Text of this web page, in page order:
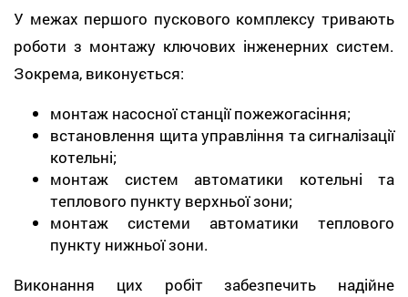
У межах першого пускового комплексу тривають
роботи з монтажу ключових інженерних систем.
Зокрема, виконується:
монтаж насосної станції пожежогасіння;
встановлення щита управління та сигналізації
котельні;
монтаж систем автоматики котельні та
теплового пункту верхньої зони;
монтаж системи автоматики теплового
пункту нижньої зони.
Виконання цих робіт забезпечить надійне